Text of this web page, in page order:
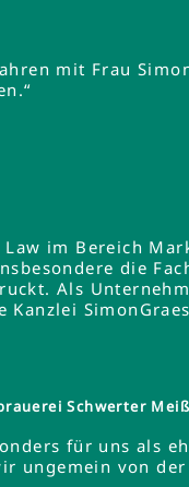
mit Frau
im Bereich
die
Als
Schwerter
für uns als
ungemein von